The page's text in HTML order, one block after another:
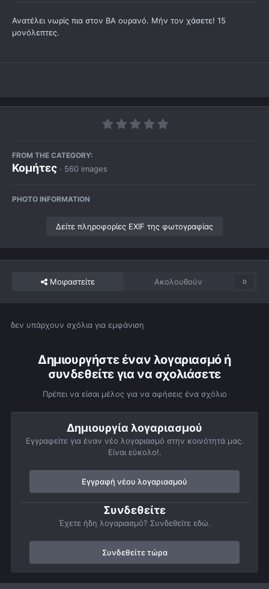
Ανατέλει νωρίς πια στον ΒΑ ουρανό. Μήν τον χάσετε! 15
μονόλεπτες.
FROM THE CATEGORY:
Κομήτες · 560 images
PHOTO INFORMATION
Δείτε πληροφορίες EXIF της φωτογραφίας
Μοιραστείτε Ακολουθούν 0
δεν υπάρχουν σχόλια για εμφάνιση
Δημιουργήστε έναν λογαριασμό ή
συνδεθείτε για να σχολιάσετε
Πρέπει να είσαι μέλος για να αφήσεις ένα σχόλιο
Δημιουργία λογαριασμού
Εγγραφείτε για έναν νέο λογαριασμό στην κοινότητά μας.
Είναι εύκολο!.
Εγγραφή νέου λογαριασμού
Συνδεθείτε
Έχετε ήδη λογαριασμό? Συνδεθείτε εδώ.
Συνδεθείτε τώρα